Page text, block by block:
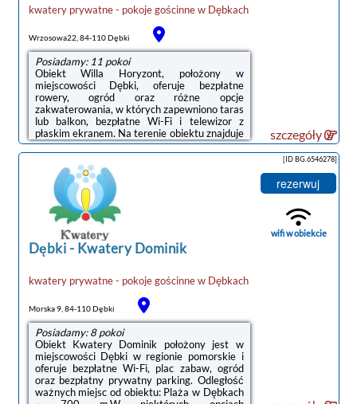
kwatery prywatne - pokoje gościnnew Dębkach
Wrzosowa22, 84-110 Dębki
Posiadamy: 11 pokoi
Obiekt Willa Horyzont, położony w
miejscowości Dębki, oferuje bezpłatne
rowery, ogród oraz różne opcje
zakwaterowania, w których zapewniono taras
lub balkon, bezpłatne Wi-Fi i telewizor z
płaskim ekranem. Na terenie obiektu znajduje
się prywatny parking.Na terenie obiektu Willa
Horyzont znajduje się plac zabaw i sprzęt do
grillowania.Odległość ważnych miejsc od
obiektu: Plaża w Dębkach – 1,2 km, Dworzec
kolejowy – 50 km. Lotnisko Lotnisko Gdańsk-
Rębiechowo znajduje się 68 km od
obiektu.Doba hotelowa od godziny 14:00 do
10:00.Zarządzany przez gospodarza
prywatnego (osobę ...
szczegóły
Dębki- Kwatery Dominik
kwatery prywatne - pokoje gościnnew Dębkach
Morska 9, 84-110 Dębki
Posiadamy: 8 pokoi
Obiekt Kwatery Dominik położony jest w
miejscowości Dębki w regionie pomorskie i
oferuje bezpłatne Wi-Fi, plac zabaw, ogród
oraz bezpłatny prywatny parking. Odległość
ważnych miejsc od obiektu: Plaża w Dębkach
[ID BG.6546278]
rezerwuj
wifi w obiekcie